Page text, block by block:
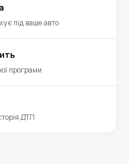
під ваше авто
програми
ДТП